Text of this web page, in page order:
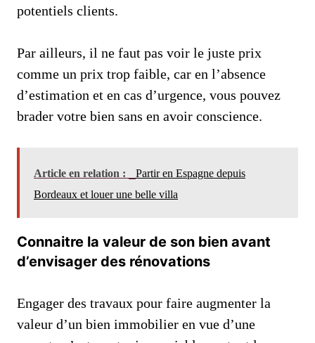
potentiels clients.
Par ailleurs, il ne faut pas voir le juste prix
comme un prix trop faible, car en l’absence
d’estimation et en cas d’urgence, vous pouvez
brader votre bien sans en avoir conscience.
Article en relation :
Partir en Espagne depuis
Bordeaux et louer une belle villa
Connaitre la valeur de son bien avant
d’envisager des rénovations
Engager des travaux pour faire augmenter la
valeur d’un bien immobilier en vue d’une